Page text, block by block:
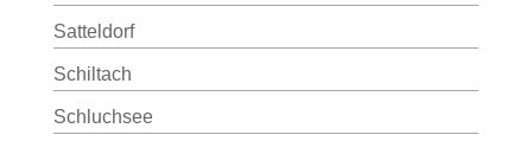
Satteldorf
Schiltach
Schluchsee